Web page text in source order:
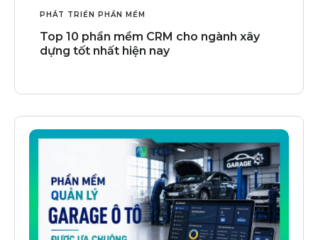
PHÁT TRIỂN PHẦN MỀM
Top 10 phần mềm CRM cho ngành xây
dựng tốt nhất hiện nay